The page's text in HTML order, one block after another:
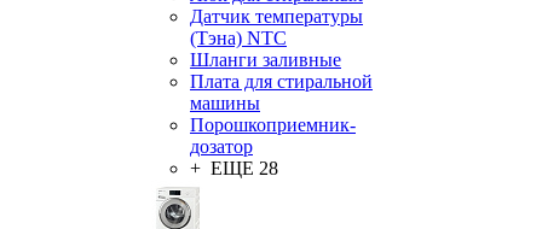
Датчик температуры
(Тэна) NTC
Шланги заливные
Плата для стиральной
машины
Порошкоприемник-
дозатор
+ ЕЩЕ 28